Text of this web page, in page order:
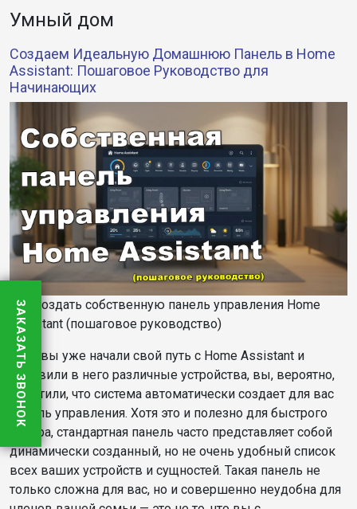
Умный дом
Создаем Идеальную Домашнюю Панель в Home
Assistant: Пошаговое Руководство для
Начинающих
Как создать собственную панель управления Home
Assistant (пошаговое руководство)
Если вы уже начали свой путь с Home Assistant и
добавили в него различные устройства, вы, вероятно,
заметили, что система автоматически создает для вас
панель управления. Хотя это и полезно для быстрого
обзора, стандартная панель часто представляет собой
динамически созданный, но не очень удобный список
всех ваших устройств и сущностей. Такая панель не
только сложна для вас, но и совершенно неудобна для
ЗАКАЗАТЬ ЗВОНОК